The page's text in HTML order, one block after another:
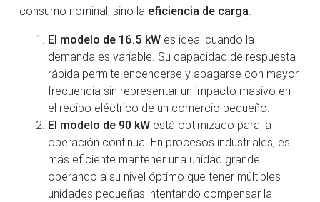
consumo nominal, sino la eficiencia de carga
El modelo de 16.5 kW es ideal cuando la
demanda es variable. Su capacidad de respuesta
rápida permite encenderse y apagarse con mayor
frecuencia sin representar un impacto masivo en
el recibo eléctrico de un comercio pequeño.
El modelo de 90 kW está optimizado para la
operación continua. En procesos industriales, es
más eficiente mantener una unidad grande
operando a su nivel óptimo que tener múltiples
unidades pequeñas intentando compensar la